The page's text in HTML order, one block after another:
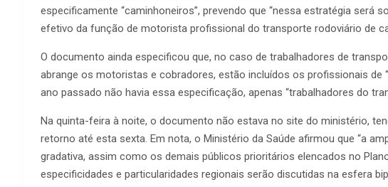
especificamente “caminhoneiros”, prevendo que “nessa estratégia será
efetivo da função de motorista profissional do transporte rodoviário de
O documento ainda especificou que, no caso de trabalhadores de
abrange os motoristas e cobradores, estão incluídos os profissionais de
ano passado não havia essa especificação, apenas “trabalhadores do
Na quinta-feira à noite, o documento não estava no site do ministério,
retorno até esta sexta. Em nota, o Ministério da Saúde afirmou que “a
gradativa, assim como os demais públicos prioritários elencados no
especificidades e particularidades regionais serão discutidas na esfera